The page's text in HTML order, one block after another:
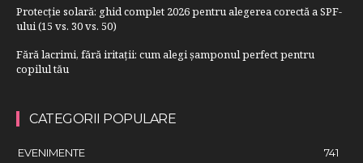
Protecție solară: ghid complet 2026 pentru alegerea corectă a SPF-
ului (15 vs. 30 vs. 50)
Fără lacrimi, fără iritații: cum alegi șamponul perfect pentru
copilul tău
CATEGORII POPULARE
EVENIMENTE
741